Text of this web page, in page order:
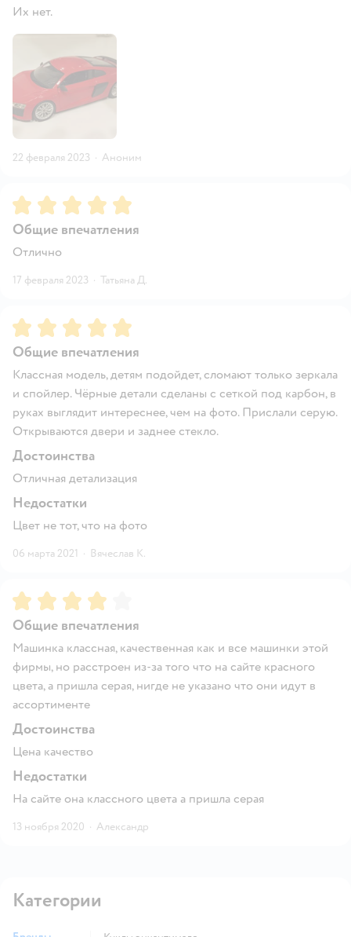
Их нет.
22 февраля 2023 · Аноним
Рейтинг:5
Общие впечатления
Отлично
17 февраля 2023 · Татьяна Д.
Рейтинг:5
Общие впечатления
Классная модель, детям подойдет, сломают только зеркала
и спойлер. Чёрные детали сделаны с сеткой под карбон, в
руках выглядит интереснее, чем на фото. Прислали серую.
Открываются двери и заднее стекло.
Достоинства
Отличная детализация
Недостатки
Цвет не тот, что на фото
06 марта 2021 · Вячеслав К.
Рейтинг:4
Общие впечатления
Машинка классная, качественная как и все машинки этой
фирмы, но расстроен из-за того что на сайте красного
цвета, а пришла серая, нигде не указано что они идут в
ассортименте
Достоинства
Цена качество
Недостатки
На сайте она классного цвета а пришла серая
13 ноября 2020 · Александр
Категории